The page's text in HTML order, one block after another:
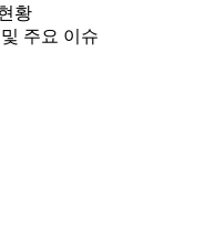
황
주요 이슈